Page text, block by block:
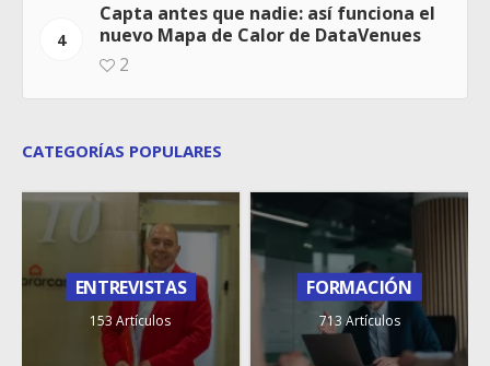
4
Capta antes que nadie: así funciona el
nuevo Mapa de Calor de DataVenues
2
CATEGORÍAS POPULARES
ENTREVISTAS
153 Artículos
FORMACIÓN
713 Artículos